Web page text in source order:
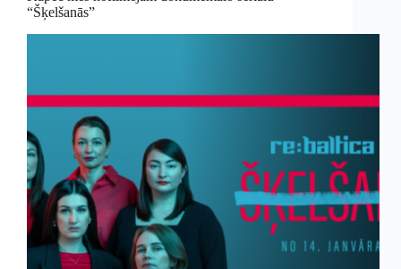
“Šķelšanās”